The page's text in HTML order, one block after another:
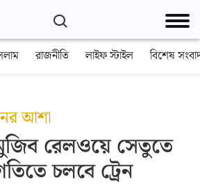
রাজনীতি লাইফ স্টাইল বিশেষ
আশা
রেলওয়ে সেতুতে
চলবে ট্রেন